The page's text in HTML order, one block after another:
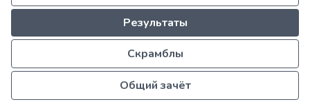
Результаты
Скрамблы
Общий зачёт